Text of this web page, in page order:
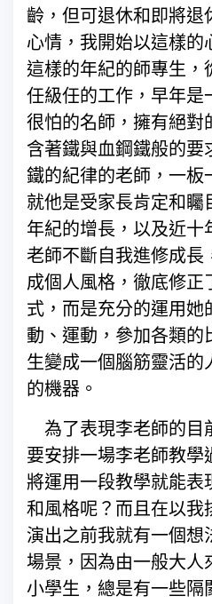
齡，但可退休和即將退
心情，我開始以這樣的
這樣的年紀的師專生，
任級任的工作，早年是
很怕的名師，擁有絕對
含著鐵與血鋼鐵般的要
鐵的紀律的老師，一板
就他是受家長肯定和矚
年紀的增長，以及近十
老師不斷自我進修成長
成個人風格，徹底修正
式，而是充分的運用她
動、運動，參加各類的
生變成一個腦筋靈活的
的機器。
為了表現李老師的目
要安排一場李老師教學
將運用一段教學就能表
和風格呢？而且在以我
演出之前我就有一個想
場景，因為由一般大人
小學生，總是有一些隔